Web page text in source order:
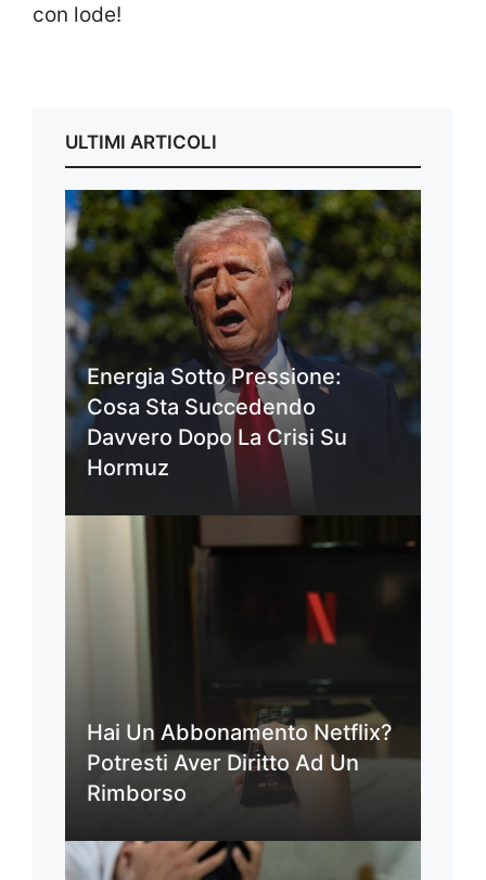
con lode!
ULTIMI ARTICOLI
Energia Sotto Pressione:
Cosa Sta Succedendo
Davvero Dopo La Crisi Su
Hormuz
Hai Un Abbonamento Netflix?
Potresti Aver Diritto Ad Un
Rimborso